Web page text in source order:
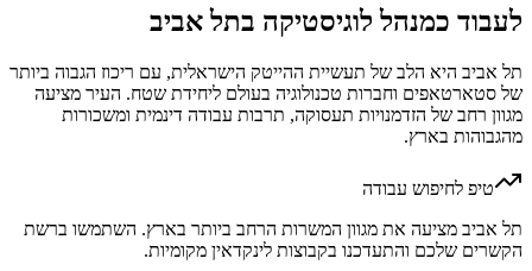
לעבוד כמנהל לוגיסטיקה בתל אביב
תל אביב היא הלב של תעשיית ההייטק הישראלית, עם ריכוז הגבוה ביותר
של סטארטאפים וחברות טכנולוגיה בעולם ליחידת שטח. העיר מציעה
מגוון רחב של הזדמנויות תעסוקה, תרבות עבודה דינמית ומשכורות
מהגבוהות בארץ.
טיפ לחיפוש עבודה
תל אביב מציעה את מגוון המשרות הרחב ביותר בארץ. השתמשו ברשת
הקשרים שלכם והתעדכנו בקבוצות לינקדאין מקומיות.